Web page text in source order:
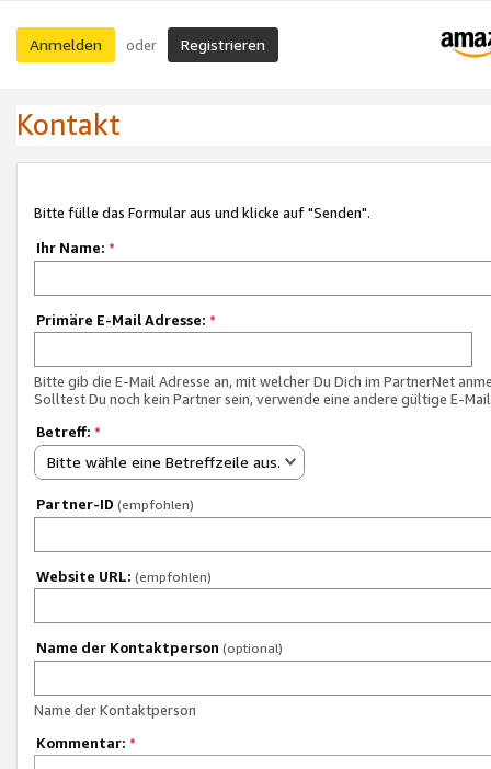
Anmelden oder Registrieren
Kontakt
Bitte fülle das Formular aus und klicke auf "Senden".
Ihr Name: *
Primäre E-Mail Adresse: *
Bitte gib die E-Mail Adresse an, mit welcher Du Dich im PartnerNet
Solltest Du noch kein Partner sein, verwende eine andere gültige E-
Betreff: *
Bitte wähle eine Betreffzeile aus.
Partner-ID (empfohlen)
Website URL: (empfohlen)
Name der Kontaktperson (optional)
Name der Kontaktperson
Kommentar: *